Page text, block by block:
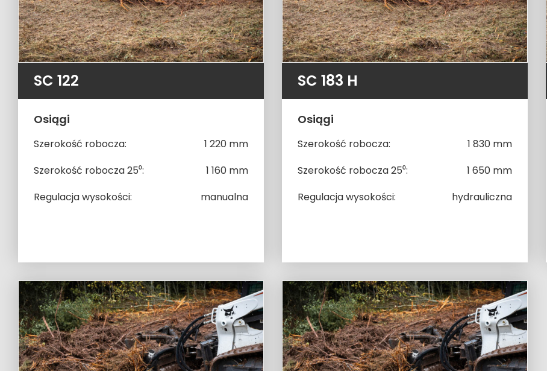
SC 122
Osiągi
Szerokość robocza:
1 220 mm
Szerokość robocza 25⁰:
1 160 mm
Regulacja wysokości:
manualna
SC 183 H
Osiągi
Szerokość robocza:
1 830 mm
Szerokość robocza 25⁰:
1 650 mm
Regulacja wysokości:
hydrauliczna